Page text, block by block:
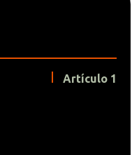
Artículo 1